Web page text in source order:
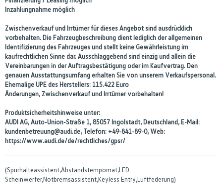
Inzahlungnahme möglich
Zwischenverkauf und Irrtümer für dieses Angebot sind ausdrücklich
vorbehalten. Die Fahrzeugbeschreibung dient lediglich der allgemeinen
Identifizierung des Fahrzeuges und stellt keine Gewährleistung im
kaufrechtlichen Sinne dar. Ausschlaggebend sind einzig und allein die
Vereinbarungen in der Auftragsbestätigung oder im Kaufvertrag. Den
genauen Ausstattungsumfang erhalten Sie von unserem Verkaufspersonal.
Ehemalige UPE des Herstellers: 115.422 Euro
Änderungen, Zwischenverkauf und Irrtümer vorbehalten!
Produktsicherheitshinweise unter:
AUDI AG, Auto-Union-Straße 1, 85057 Ingolstadt, Deutschland, E-Mail:
kundenbetreuung@audi.de, Telefon: +49-841-89-0, Web:
https://www.audi.de/de/rechtliches/gpsr/
(Spurhalteassistent,Abstandstempomat,LED
Scheinwerfer,Notbremsassistent,Keyless Entry,Luftfederung)